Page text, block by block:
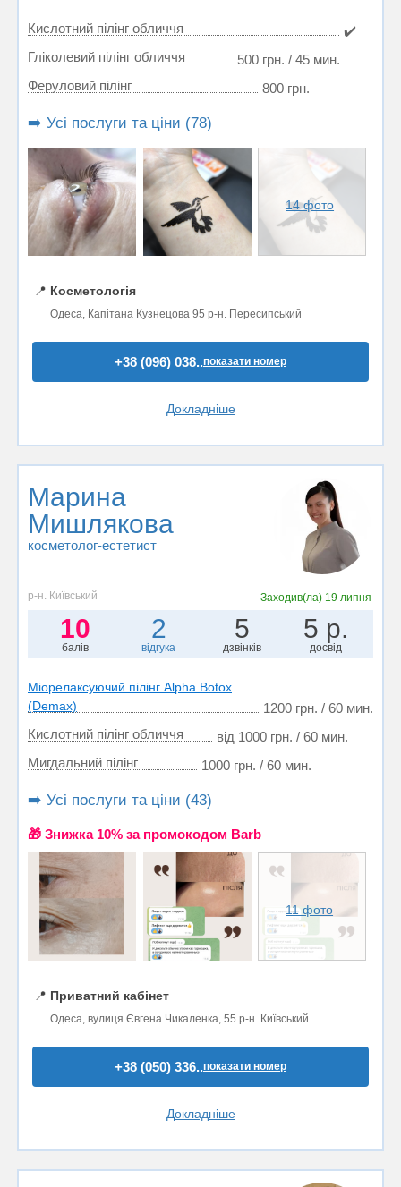
Кислотний пілінг обличчя
✔️
Гліколевий пілінг обличчя
500 грн. / 45 мин.
Феруловий пілінг
800 грн.
➡️ Усі послуги та ціни (78)
14 фото
📍 Косметологія
Одеса, Капітана Кузнецова 95 р-н. Пересипський
+38 (096) 038..показати номер
Докладніше
Марина
Мишлякова
косметолог-естетист
р-н. Київський Заходив(ла) 19 липня
10
балів
2
відгука
5
дзвінків
5 р.
досвід
Міорелаксуючий пілінг Alpha Botox
(Demax)
1200 грн. / 60 мин.
Кислотний пілінг обличчя
від 1000 грн. / 60 мин.
Мигдальний пілінг
1000 грн. / 60 мин.
➡️ Усі послуги та ціни (43)
🎁 Знижка 10% за промокодом Barb
11 фото
📍 Приватний кабінет
Одеса, вулиця Євгена Чикаленка, 55 р-н. Київський
+38 (050) 336..показати номер
Докладніше